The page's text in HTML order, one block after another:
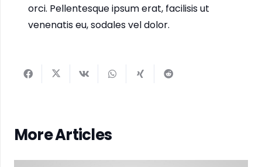
orci. Pellentesque ipsum erat, facilisis ut
venenatis eu, sodales vel dolor.
More Articles